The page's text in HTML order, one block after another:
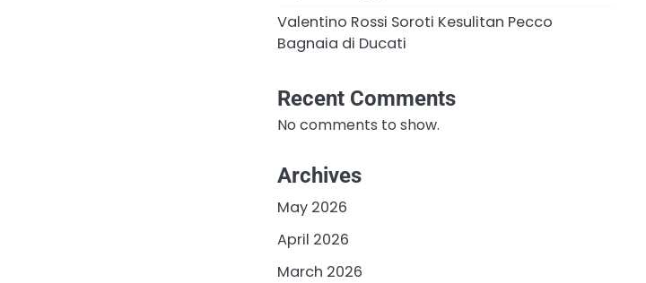
Valentino Rossi Soroti Kesulitan Pecco
Bagnaia di Ducati
Recent Comments
No comments to show.
Archives
May 2026
April 2026
March 2026